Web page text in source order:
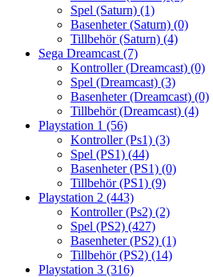
Spel (Saturn) (1)
Basenheter (Saturn) (0)
Tillbehör (Saturn) (4)
Sega Dreamcast (7)
Kontroller (Dreamcast) (0)
Spel (Dreamcast) (3)
Basenheter (Dreamcast) (0)
Tillbehör (Dreamcast) (4)
Playstation 1 (56)
Kontroller (Ps1) (3)
Spel (PS1) (44)
Basenheter (PS1) (0)
Tillbehör (PS1) (9)
Playstation 2 (443)
Kontroller (Ps2) (2)
Spel (PS2) (427)
Basenheter (PS2) (1)
Tillbehör (PS2) (14)
Playstation 3 (316)